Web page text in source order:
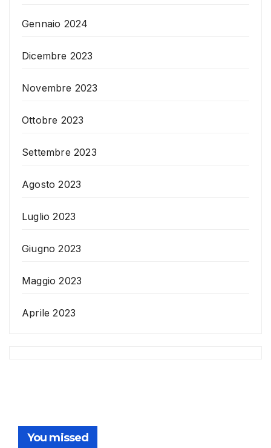
Gennaio 2024
Dicembre 2023
Novembre 2023
Ottobre 2023
Settembre 2023
Agosto 2023
Luglio 2023
Giugno 2023
Maggio 2023
Aprile 2023
You missed